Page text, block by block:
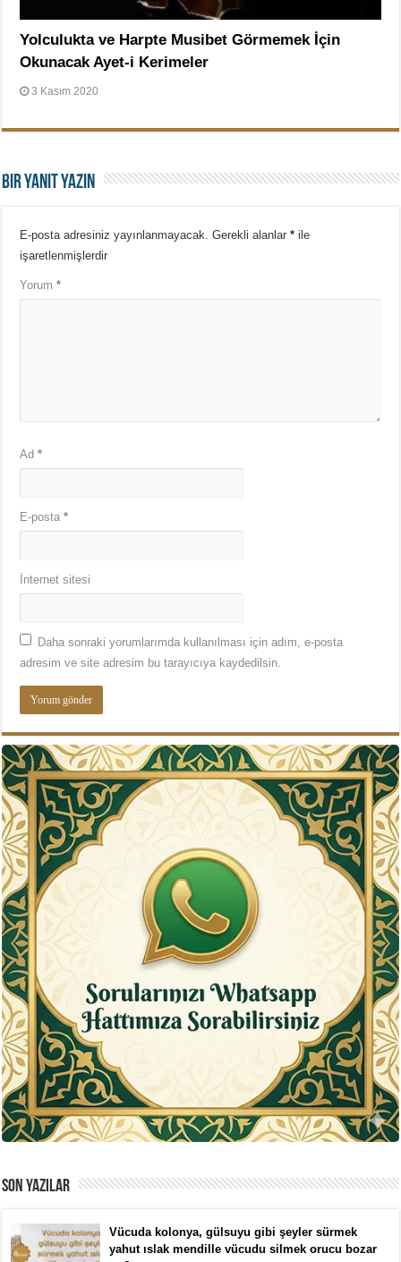
Yolculukta ve Harpte Musibet Görmemek İçin
Okunacak Ayet-i Kerimeler
3 Kasım 2020
Bir yanıt yazın
E-posta adresiniz yayınlanmayacak. Gerekli alanlar* ile
işaretlenmişlerdir
Yorum*
Ad*
E-posta*
İnternet sitesi
Daha sonraki yorumlarımda kullanılması için adım, e-posta
adresim ve site adresim bu tarayıcıya kaydedilsin.
SON YAZILAR
Vücuda kolonya, gülsuyu gibi şeyler sürmek
yahut ıslak mendille vücudu silmek orucu bozar